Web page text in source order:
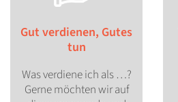
Gut verdienen, Gutes
tun
Was verdiene ich als …?
Gerne möchten wir auf